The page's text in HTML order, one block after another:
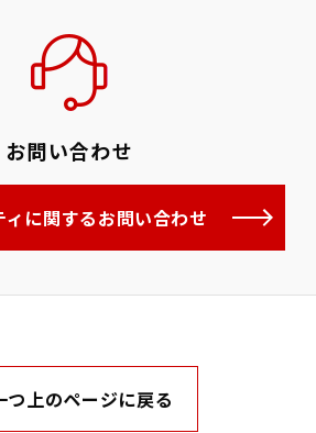
お問い合わせ
に関するお問い合わせ
つ上のページに戻る